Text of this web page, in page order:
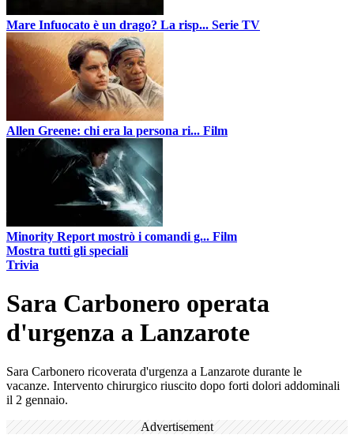
Mare Infuocato è un drago? La risp... Serie TV
Allen Greene: chi era la persona ri... Film
Minority Report mostrò i comandi g... Film
Mostra tutti gli speciali
Trivia
Sara Carbonero operata
d'urgenza a Lanzarote
Sara Carbonero ricoverata d'urgenza a Lanzarote durante le
vacanze. Intervento chirurgico riuscito dopo forti dolori addominali
il 2 gennaio.
Advertisement